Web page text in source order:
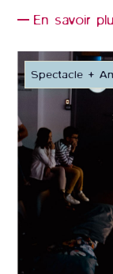
En savoir
Spectacle +